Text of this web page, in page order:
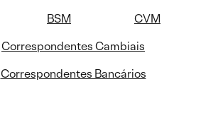
BSM
CVM
Correspondentes Cambiais
Correspondentes Bancários